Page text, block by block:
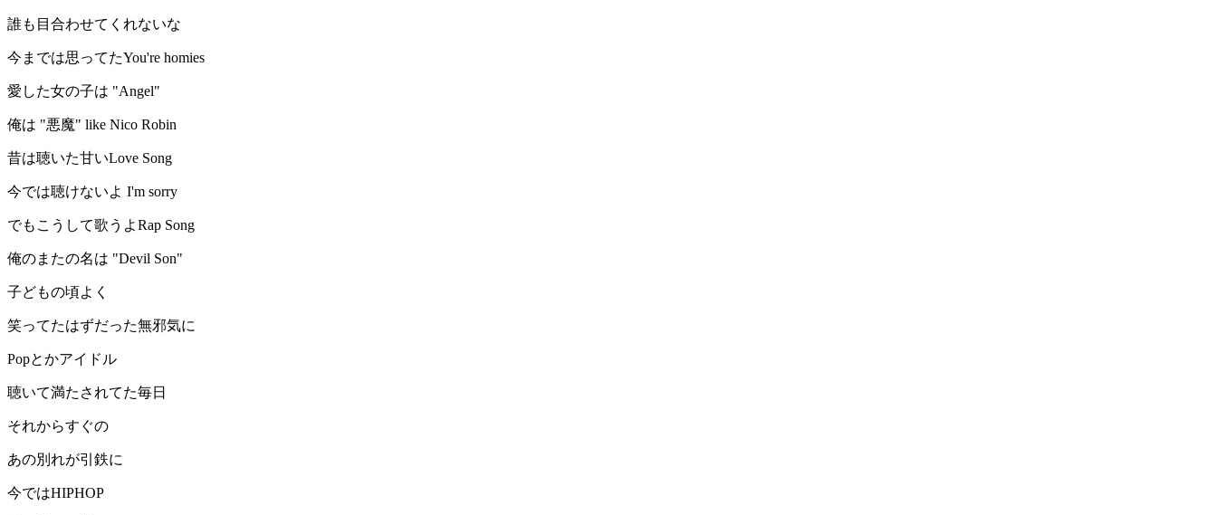
誰も目合わせてくれないな
今までは思ってたYou're homies
愛した女の子は "Angel"
俺は "悪魔" like Nico Robin
昔は聴いた甘いLove Song
今では聴けないよ I'm sorry
でもこうして歌うよRap Song
俺のまたの名は "Devil Son"
子どもの頃よく
笑ってたはずだった無邪気に
Popとかアイドル
聴いて満たされてた毎日
それからすぐの
あの別れが引鉄に
今ではHIPHOP